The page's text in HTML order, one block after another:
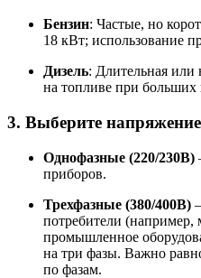
Бензин: Частые, но
18 кВт; использование
Дизель: Длительная или
на топливе при больших
3. Выберите
Однофазные (220/230В)
приборов.
Трехфазные (380/400В)
потребители
промышленное
на три фазы. Важно
по фазам.